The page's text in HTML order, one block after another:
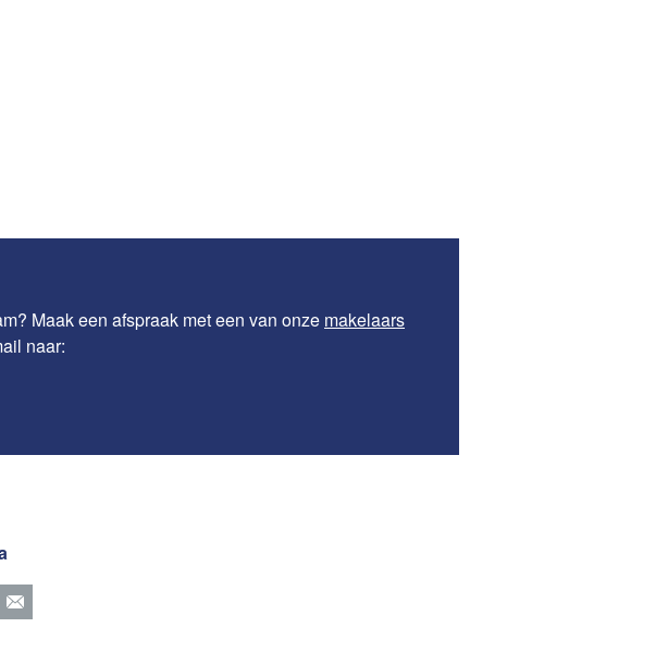
Maak een afspraak met een van onze makelaars
naar: